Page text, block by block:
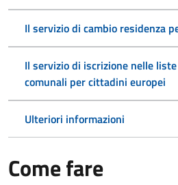
Il servizio di cambio residenza
Il servizio di iscrizione nelle
comunali per cittadini europei
Ulteriori informazioni
Come fare